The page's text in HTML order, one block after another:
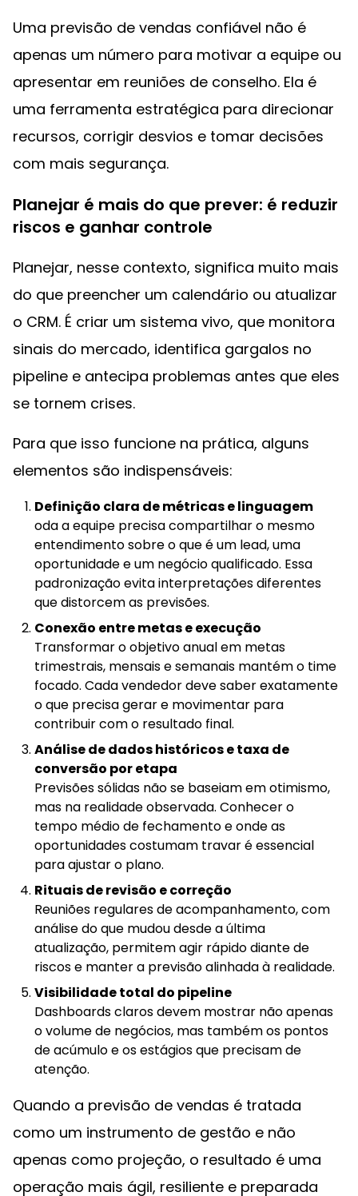
Uma previsão de vendas confiável não é
apenas um número para motivar a equipe ou
apresentar em reuniões de conselho. Ela é
uma ferramenta estratégica para direcionar
recursos, corrigir desvios e tomar decisões
com mais segurança.
Planejar é mais do que prever: é reduzir
riscos e ganhar controle
Planejar, nesse contexto, significa muito mais
do que preencher um calendário ou atualizar
o CRM. É criar um sistema vivo, que monitora
sinais do mercado, identifica gargalos no
pipeline e antecipa problemas antes que eles
se tornem crises.
Para que isso funcione na prática, alguns
elementos são indispensáveis:
Definição clara de métricas e linguagem
oda a equipe precisa compartilhar o mesmo
entendimento sobre o que é um lead, uma
oportunidade e um negócio qualificado. Essa
padronização evita interpretações diferentes
que distorcem as previsões.
Conexão entre metas e execução
Transformar o objetivo anual em metas
trimestrais, mensais e semanais mantém o time
focado. Cada vendedor deve saber exatamente
o que precisa gerar e movimentar para
contribuir com o resultado final.
Análise de dados históricos e taxa de
conversão por etapa
Previsões sólidas não se baseiam em otimismo,
mas na realidade observada. Conhecer o
tempo médio de fechamento e onde as
oportunidades costumam travar é essencial
para ajustar o plano.
Rituais de revisão e correção
Reuniões regulares de acompanhamento, com
análise do que mudou desde a última
atualização, permitem agir rápido diante de
riscos e manter a previsão alinhada à realidade.
Visibilidade total do pipeline
Dashboards claros devem mostrar não apenas
o volume de negócios, mas também os pontos
de acúmulo e os estágios que precisam de
atenção.
Quando a previsão de vendas é tratada
como um instrumento de gestão e não
apenas como projeção, o resultado é uma
operação mais ágil, resiliente e preparada